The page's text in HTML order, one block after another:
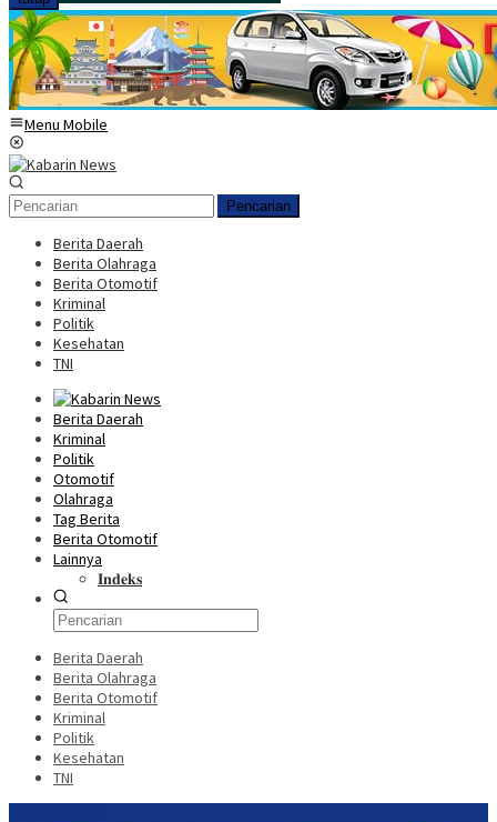
Menu Mobile
Pencarian
Berita Daerah
Berita Olahraga
Berita Otomotif
Kriminal
Politik
Kesehatan
TNI
Berita Daerah
Kriminal
Politik
Otomotif
Olahraga
Tag Berita
Berita Otomotif
Lainnya
𝐈𝐧𝐝𝐞𝐤𝐬
Berita Daerah
Berita Olahraga
Berita Otomotif
Kriminal
Politik
Kesehatan
TNI